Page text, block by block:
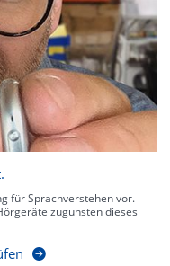
für Sprachverstehen vor.
zugunsten dieses